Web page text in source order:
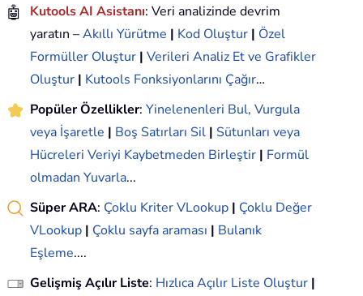
🤖 Kutools AI Asistanı: Veri analizinde devrim
yaratın –Akıllı Yürütme | Kod Oluştur | Özel
Formüller Oluştur | Verileri Analiz Et ve Grafikler
Oluştur | Kutools Fonksiyonlarını Çağır…
Popüler Özellikler: Yinelenenleri Bul, Vurgula
veya İşaretle | Boş Satırları Sil | Sütunları veya
Hücreleri Veriyi Kaybetmeden Birleştir | Formül
olmadan Yuvarla...
Süper ARA: Çoklu Kriter VLookup | Çoklu Değer
VLookup | Çoklu sayfa araması | Bulanık
Eşleme....
Gelişmiş Açılır Liste: Hızlıca Açılır Liste Oluştur |